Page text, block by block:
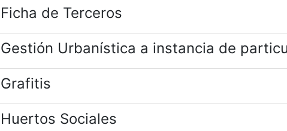
Ficha de Terceros
Gestión Urbanística a instancia de
Grafitis
Huertos Sociales